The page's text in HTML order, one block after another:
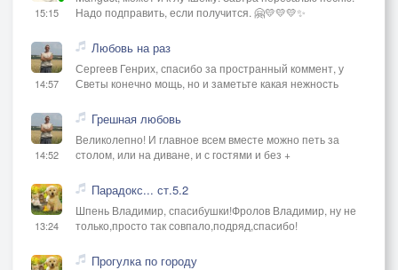
15:15
Надо подправить, если получится. 🤗💛💛💛✨
14:57
Любовь на раз
Сергеев Генрих, спасибо за пространный коммент, у
Светы конечно мощь, но и заметьте какая нежность
14:52
Грешная любовь
Великолепно! И главное всем вместе можно петь за
столом, или на диване, и с гостями и без +
13:24
Парадокс... ст.5.2
Шпень Владимир, спасибушки!Фролов Владимир, ну не
только,просто так совпало,подряд,спасибо!
Прогулка по городу